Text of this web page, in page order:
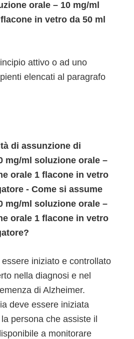
orale – 10 mg/ml
in vetro da 50 ml
attivo o ad uno
elencati al paragrafo
di assunzione di
mg/ml soluzione orale –
orale 1 flacone in vetro
- Come si assume
mg/ml soluzione orale –
orale 1 flacone in vetro
iniziato e controllato
nella diagnosi e nel
di Alzheimer.
deve essere iniziata
persona che assiste il
a monitorare